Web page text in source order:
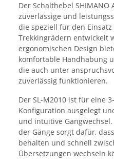
Der Schalthebel SHIMANO
zuverlässige und
die speziell für den
Trekkingrädern entwickelt
ergonomischen Design
komfortable Handhabung
die auch unter
zuverlässig funktionieren.
Der SL-M2010 ist für eine
Konfiguration ausgelegt
und intuitive
der Gänge sorgt dafür,
behalten und schnell
Übersetzungen wechseln